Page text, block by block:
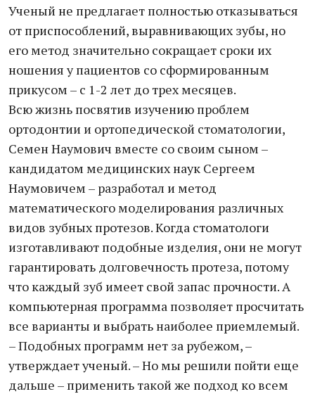
Ученый не предлагает полностью отказываться
от приспособлений, выравнивающих зубы, но
его метод значительно сокращает сроки их
ношения у пациентов со сформированным
прикусом – с 1-2 лет до трех месяцев.
Всю жизнь посвятив изучению проблем
ортодонтии и ортопедической стоматологии,
Семен Наумович вместе со своим сыном –
кандидатом медицинских наук Сергеем
Наумовичем – разработал и метод
математического моделирования различных
видов зубных протезов. Когда стоматологи
изготавливают подобные изделия, они не могут
гарантировать долговечность протеза, потому
что каждый зуб имеет свой запас прочности. А
компьютерная программа позволяет просчитать
все варианты и выбрать наиболее приемлемый.
– Подобных программ нет за рубежом, –
утверждает ученый. – Но мы решили пойти еще
дальше – применить такой же подход ко всем